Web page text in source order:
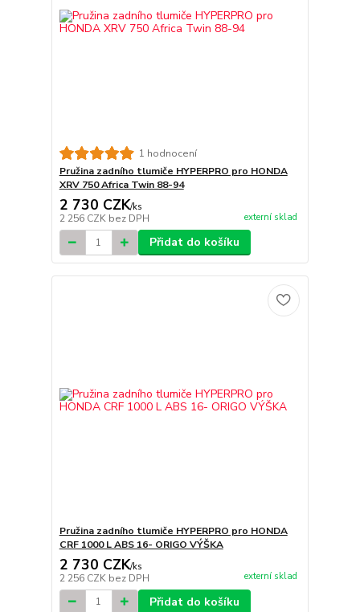
1 hodnocení
Pružina zadního tlumiče HYPERPRO pro HONDA
XRV 750 Africa Twin 88-94
2 730 CZK/ks
2 256 CZK bez DPH externí sklad
Přidat do košíku
Pružina zadního tlumiče HYPERPRO pro HONDA
CRF 1000 L ABS 16- ORIGO VÝŠKA
2 730 CZK/ks
2 256 CZK bez DPH externí sklad
Přidat do košíku